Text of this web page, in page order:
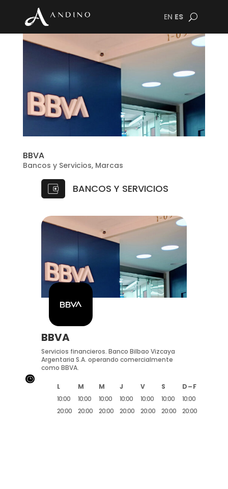
EN ES
BBVA
Bancos y Servicios, Marcas
BANCOS Y SERVICIOS
BBVA
Servicios financieros. Banco Bilbao Vizcaya
Argentaria S.A. operando comercialmente
como BBVA.
L M M J V S
D – F
10:00
20:00
10:00
20:00
10:00
20:00
10:00
20:00
10:00
20:00
10:00
20:00
10:00
20:00
}